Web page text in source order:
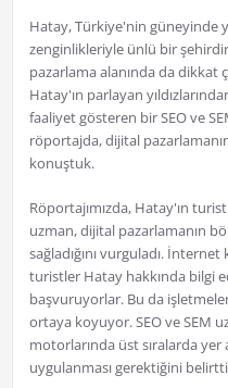
Hatay, Türkiye'nin güneyinde
zenginlikleriyle ünlü bir
pazarlama alanında da dikkat
Hatay'ın parlayan
faaliyet gösteren bir SEO ve
röportajda, dijital
konuştuk.
Röportajımızda, Hatay'ın
uzman, dijital pazarlamanın
sağladığını vurguladı.
turistler Hatay hakkında bilgi
başvuruyorlar. Bu da
ortaya koyuyor. SEO ve SEM
motorlarında üst sıralarda
uygulanması gerektiğini